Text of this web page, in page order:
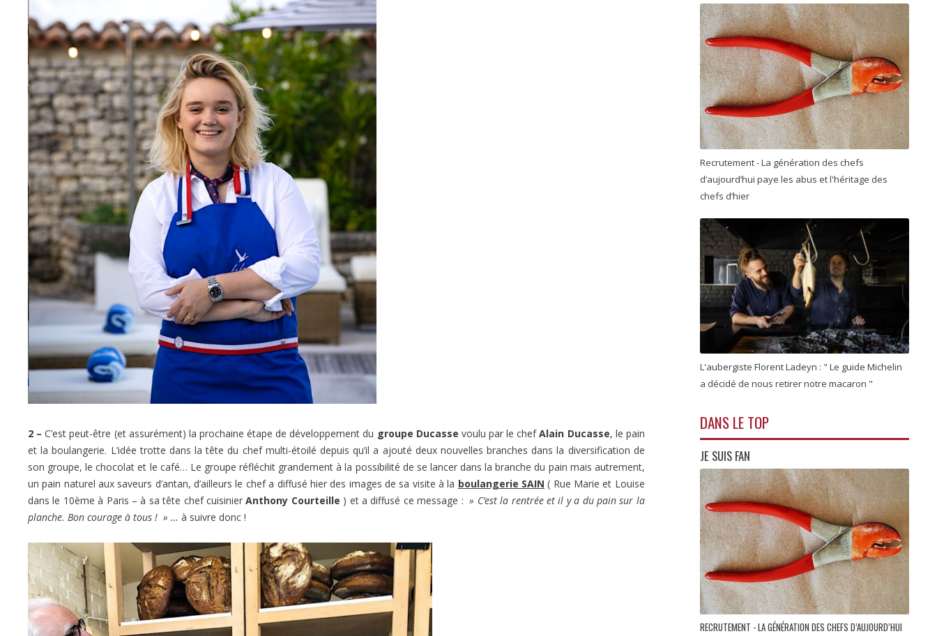
2 – C’est peut-être (et assurément) la prochaine étape de développement du groupe Ducasse voulu par le chefAlain Ducasse, le pain
et la boulangerie. L’idée trotte dans la tête du chef multi-étoilé depuis qu’il a ajouté deux nouvelles branches dans la diversification de
son groupe, le chocolat et le café… Le groupe réfléchit grandement à la possibilité de se lancer dans la branche du pain mais autrement,
un pain naturel aux saveurs d’antan, d’ailleurs le chef a diffusé hier des images de sa visite à la boulangerie SAIN ( Rue Marie et Louise
dans le 10ème à Paris – à sa tête chef cuisinierAnthony Courteille ) et a diffusé ce message : » C’est la rentrée et il y a du pain sur la
planche. Bon courage à tous ! » … à suivre donc !
Recrutement - La génération des chefs
d’aujourd’hui paye les abus et l'héritage des
chefs d’hier
L'aubergiste Florent Ladeyn : " Le guide Michelin
a décidé de nous retirer notre macaron "
DANS LE TOP
JE SUIS FAN
RECRUTEMENT - LA GÉNÉRATION DES CHEFS D’AUJOURD’HUI